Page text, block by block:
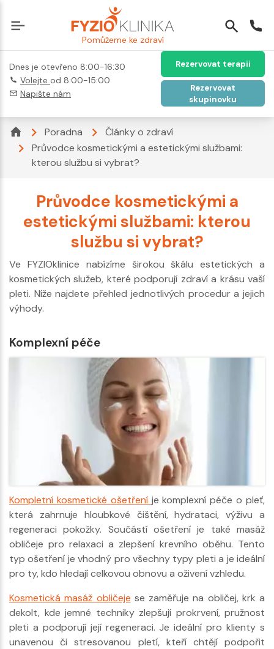
Pomůžeme ke zdraví
Dnes je otevřeno 8:00-16:30
Volejte od 8:00-15:00
Napište nám
Rezervovat terapii
Rezervovat
skupinovku
Poradna
Články o zdraví
Průvodce kosmetickými a estetickými službami:
kterou službu si vybrat?
Průvodce kosmetickými a
estetickými službami: kterou
službu si vybrat?
Ve FYZIOklinice nabízíme širokou škálu estetických a
kosmetických služeb, které podporují zdraví a krásu vaší
pleti. Níže najdete přehled jednotlivých procedur a jejich
výhody.
Komplexní péče
Kompletní kosmetické ošetření je komplexní péče o pleť,
která zahrnuje hloubkové čištění, hydrataci, výživu a
regeneraci pokožky. Součástí ošetření je také masáž
obličeje pro relaxaci a zlepšení krevního oběhu. Tento
typ ošetření je vhodný pro všechny typy pleti a je ideální
pro ty, kdo hledají celkovou obnovu a oživení vzhledu.
Kosmetická masáž obličeje se zaměřuje na obličej, krk a
dekolt, kde jemné techniky zlepšují prokrvení, pružnost
pleti a podporují její regeneraci. Je ideální pro klienty s
unavenou či stresovanou pletí, kteří chtějí podpořit